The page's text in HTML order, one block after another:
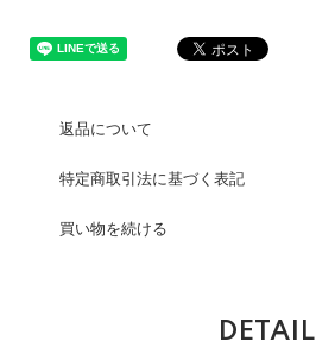
返品について
特定商取引法に基づく表記
買い物を続ける
DETAIL